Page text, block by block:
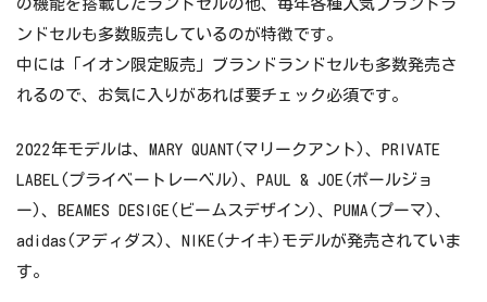
の機能を搭載したランドセルの他、毎年各種人気ブランドラ
ンドセルも多数販売しているのが特徴です。
中には「イオン限定販売」ブランドランドセルも多数発売さ
れるので、お気に入りがあれば要チェック必須です。
2022年モデルは、MARY QUANT(マリークアント)、PRIVATE
LABEL(プライベートレーベル)、PAUL & JOE(ポールジョ
ー)、BEAMES DESIGE(ビームスデザイン)、PUMA(プーマ)、
adidas(アディダス)、NIKE(ナイキ)モデルが発売されていま
す。